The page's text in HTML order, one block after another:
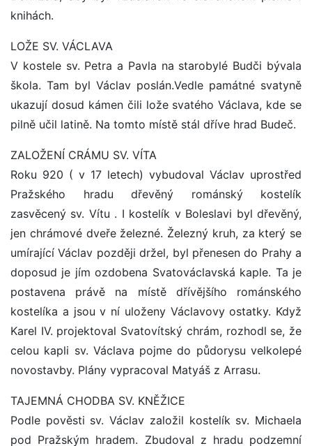
knihách.
LOŽE SV. VÁCLAVA
V kostele sv. Petra a Pavla na starobylé Budči bývala
škola. Tam byl Václav poslán.Vedle památné svatyně
ukazují dosud kámen čili lože svatého Václava, kde se
pilně učil latině. Na tomto místě stál dříve hrad Budeč.
ZALOŽENÍ CRÁMU SV. VÍTA
Roku 920 ( v 17 letech) vybudoval Václav uprostřed
Pražského hradu dřevěný románský kostelík
zasvěcený sv. Vítu . I kostelík v Boleslavi byl dřevěný,
jen chrámové dveře železné. Železný kruh, za který se
umírající Václav později držel, byl přenesen do Prahy a
doposud je jím ozdobena Svatováclavská kaple. Ta je
postavena právě na místě dřívějšího románského
kostelíka a jsou v ní uloženy Václavovy ostatky. Když
Karel IV. projektoval Svatovítský chrám, rozhodl se, že
celou kapli sv. Václava pojme do půdorysu velkolepé
novostavby. Plány vypracoval Matyáš z Arrasu.
TAJEMNÁ CHODBA SV. KNĚŽICE
Podle pověsti sv. Václav založil kostelík sv. Michaela
pod Pražským hradem. Zbudoval z hradu podzemní